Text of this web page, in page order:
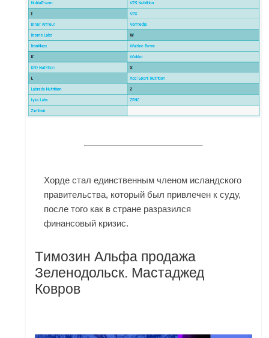
Хорде стал единственным членом исландского
правительства, который был привлечен к суду,
после того как в стране разразился
финансовый кризис.
Tимозин Альфа продажа
Зеленодольск. Мастаджед
Ковров